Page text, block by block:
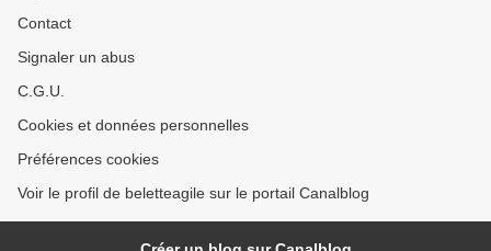
Contact
Signaler un abus
C.G.U.
Cookies et données personnelles
Préférences cookies
Voir le profil de beletteagile sur le portail Canalblog